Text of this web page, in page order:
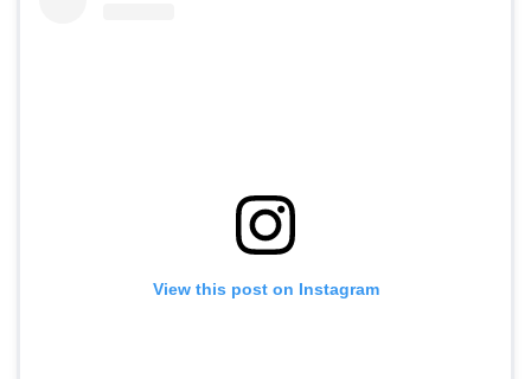
View this post on Instagram